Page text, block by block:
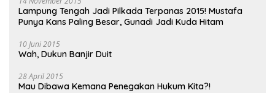
Lampung Tengah Jadi Pilkada Terpanas 2015! Mustafa
Punya Kans Paling Besar, Gunadi Jadi Kuda Hitam
10 Juni 2015
Wah, Dukun Banjir Duit
28 April 2015
Mau Dibawa Kemana Penegakan Hukum Kita?!